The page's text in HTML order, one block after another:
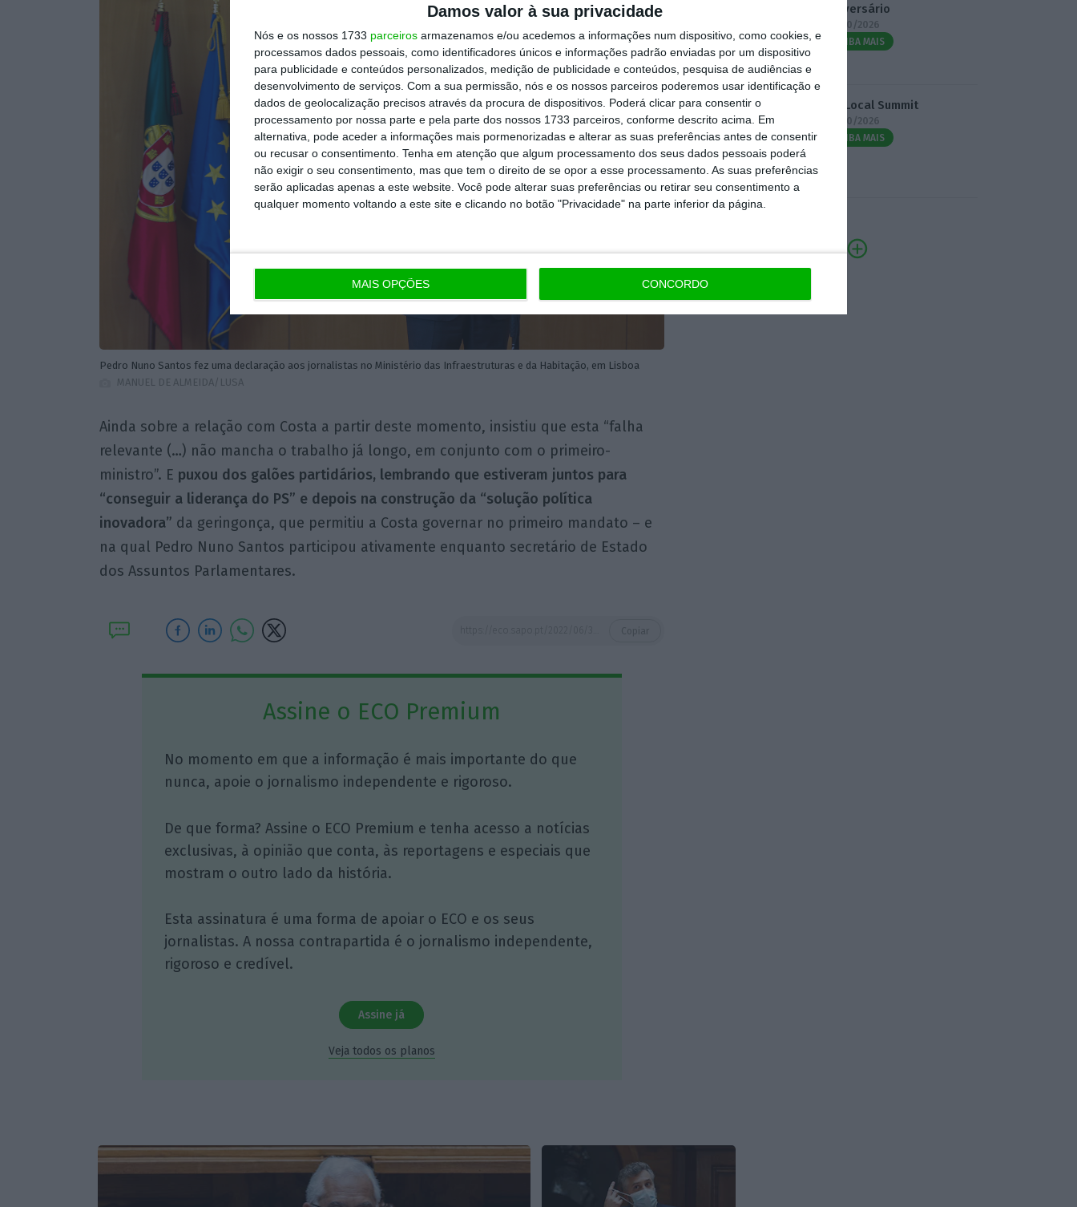
Damos valor à sua privacidade
Nós e os nossos 1733 parceiros armazenamos e/ou acedemos a informações num dispositivo, como cookies, e
processamos dados pessoais, como identificadores únicos e informações padrão enviadas por um dispositivo
para publicidade e conteúdos personalizados, medição de publicidade e conteúdos, pesquisa de audiências e
desenvolvimento de serviços. Com a sua permissão, nós e os nossos parceiros poderemos usar identificação e
dados de geolocalização precisos através da procura de dispositivos. Poderá clicar para consentir o
processamento por nossa parte e pela parte dos nossos 1733 parceiros, conforme descrito acima. Em
alternativa, pode aceder a informações mais pormenorizadas e alterar as suas preferências antes de consentir
ou recusar o consentimento. Tenha em atenção que algum processamento dos seus dados pessoais poderá
não exigir o seu consentimento, mas que tem o direito de se opor a esse processamento. As suas preferências
serão aplicadas apenas a este website. Você pode alterar suas preferências ou retirar seu consentimento a
qualquer momento voltando a este site e clicando no botão "Privacidade" na parte inferior da página.
MAIS OPÇÕES CONCORDO
Pedro Nuno Santos fez uma declaração aos jornalistas no Ministério das Infraestruturas e da Habitação, em Lisboa
MANUEL DE ALMEIDA/LUSA
Ainda sobre a relação com Costa a partir deste momento, insistiu que esta “falha
relevante (…) não mancha o trabalho já longo, em conjunto com o primeiro-
ministro”. E puxou dos galões partidários, lembrando que estiveram juntos para
“conseguir a liderança do PS” e depois na construção da “solução política
inovadora” da geringonça, que permitiu a Costa governar no primeiro mandato – e
na qual Pedro Nuno Santos participou ativamente enquanto secretário de Estado
dos Assuntos Parlamentares.
Assine o ECO Premium
No momento em que a informação é mais importante do que
nunca, apoie o jornalismo independente e rigoroso.
De que forma? Assine o ECO Premium e tenha acesso a notícias
exclusivas, à opinião que conta, às reportagens e especiais que
mostram o outro lado da história.
Esta assinatura é uma forma de apoiar o ECO e os seus
jornalistas. A nossa contrapartida é o jornalismo independente,
rigoroso e credível.
Assine já
Veja todos os planos
Aniversário
14/10/2026
SAIBA MAIS
3.º Local Summit
07/10/2026
SAIBA MAIS